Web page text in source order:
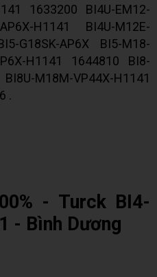
1633200 BI4U-EM12-
H1141 BI4U-M12E-
G18SK-AP6X BI5-M18-
H1141 1644810 BI8-
M18M-VP44X-H1141
.
- Turck BI4-
- Bình Dương